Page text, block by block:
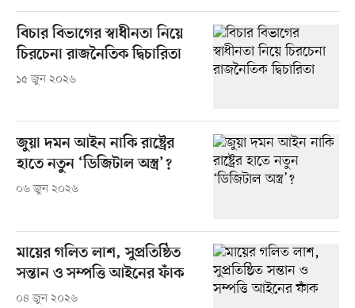
বিচার বিভাগের স্বাধীনতা নিয়ে
চিরচেনা রাজনৈতিক দ্বিচারিতা
১৫ জুন ২০২৬
জুয়া দমন আইন নাকি রাষ্ট্রের
হাতে নতুন ‘ডিজিটাল অস্ত্র’?
০৬ জুন ২০২৬
মায়ের গলিত লাশ, সুপ্রতিষ্ঠিত
সন্তান ও সম্পত্তি আইনের ফাঁক
০৪ জুন ২০২৬